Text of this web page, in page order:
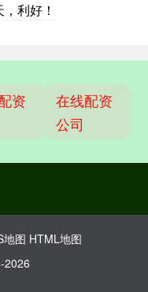
利好！
资
在线配资
公司
地图 HTML地图
2026